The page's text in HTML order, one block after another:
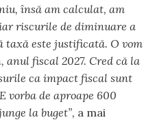
însă am calculat, am
riscurile de diminuare a
taxă este justificată. O vom
fiscal 2027. Cred că la
ca impact fiscal sunt
vorba de aproape 600
la buget”, a mai